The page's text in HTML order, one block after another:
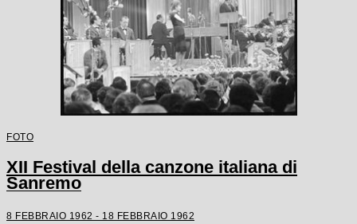
FOTO
XII Festival della canzone italiana di
Sanremo
8 FEBBRAIO 1962 - 18 FEBBRAIO 1962